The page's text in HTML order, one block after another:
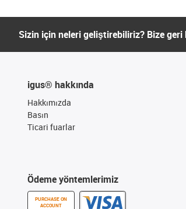
Sizin için neleri geliştirebiliriz? Bize
igus® hakkında
Hakkımızda
Basın
Ticari fuarlar
Ödeme yöntemlerimiz
PURCHASE ON
ACCOUNT